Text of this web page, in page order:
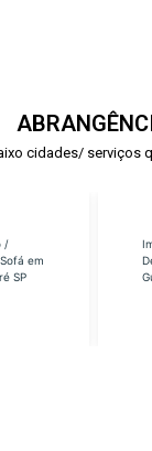
cidades/ serviços
/
em
SP